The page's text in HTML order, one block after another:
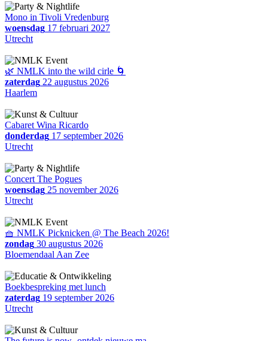
Mono in Tivoli Vredenburg
woensdag 17 februari 2027
Utrecht
🌿 NMLK into the wild cirle 🌀
zaterdag 22 augustus 2026
Haarlem
Cabaret Wina Ricardo
donderdag 17 september 2026
Utrecht
Concert The Pogues
woensdag 25 november 2026
Utrecht
🧺 NMLK Picknicken @ The Beach 2026!
zondag 30 augustus 2026
Bloemendaal Aan Zee
Boekbespreking met lunch
zaterdag 19 september 2026
Utrecht